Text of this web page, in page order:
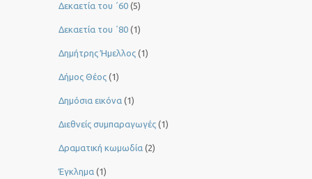
Δεκαετία του ΄60 (5)
Δεκαετία του ΄80 (1)
Δημήτρης Ήμελλος (1)
Δήμος Θέος (1)
Δημόσια εικόνα (1)
Διεθνείς συμπαραγωγές (1)
Δραματική κωμωδία (2)
Έγκλημα (1)